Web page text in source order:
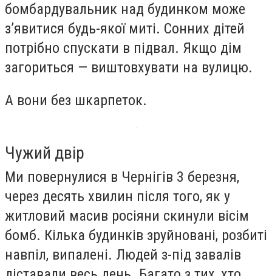
бомбардувальник над будинком може
з’явитися будь-якої миті. Сонних дітей
потрібно спускати в підвал. Якщо дім
загориться — виштовхувати на вулицю.
А вони без шкарпеток.
Чужий двір
Ми повернулися в Чернігів 3 березня,
через десять хвилин після того, як у
житловий масив росіяни скинули вісім
бомб. Кілька будинків зруйновані, розбиті
навпіл, випалені. Людей з-під завалів